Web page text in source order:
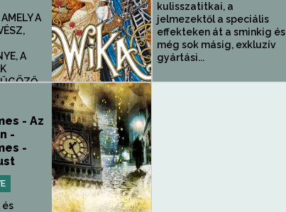
A
A
kulisszatitkai, a
jelmezektől a speciális
effekteken át a sminkig és
még sok másig, exkluzív
gyártási...
- Az
-
-
és